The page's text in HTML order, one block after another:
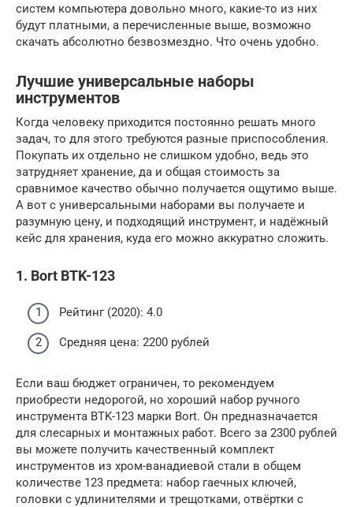
систем компьютера довольно много, какие-то из них
будут платными, а перечисленные выше, возможно
скачать абсолютно безвозмездно. Что очень удобно.
Лучшие универсальные наборы
инструментов
Когда человеку приходится постоянно решать много
задач, то для этого требуются разные приспособления.
Покупать их отдельно не слишком удобно, ведь это
затрудняет хранение, да и общая стоимость за
сравнимое качество обычно получается ощутимо выше.
А вот с универсальными наборами вы получаете и
разумную цену, и подходящий инструмент, и надёжный
кейс для хранения, куда его можно аккуратно сложить.
1. Bort BTK-123
Рейтинг (2020): 4.0
Средняя цена: 2200 рублей
Если ваш бюджет ограничен, то рекомендуем
приобрести недорогой, но хороший набор ручного
инструмента BTK-123 марки Bort. Он предназначается
для слесарных и монтажных работ. Всего за 2300 рублей
вы можете получить качественный комплект
инструментов из хром-ванадиевой стали в общем
количестве 123 предмета: набор гаечных ключей,
головки с удлинителями и трещотками, отвёртки с